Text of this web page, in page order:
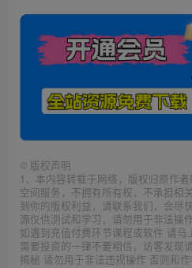
© 版权声明
1、本内容转载于网络，版权归原作
空间服务，不拥有所有权，不承担相
到你的版权利益，请联系我们，会尽
源仅供测试和学习，请勿用于非法操
如遇到充值付费环节课程或软件 请
需要投资的一律不要相信，访客发现
揭秘 请勿用于非法违规操作 否则和